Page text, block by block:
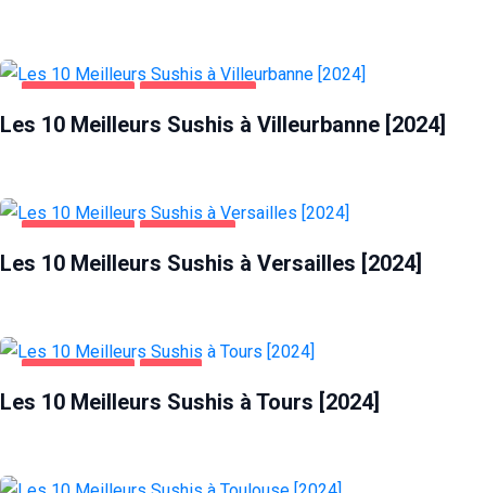
Les 10 Meilleurs Sushis à Villeurbanne [2024]
Les 10 Meilleurs Sushis à Versailles [2024]
Les 10 Meilleurs Sushis à Tours [2024]